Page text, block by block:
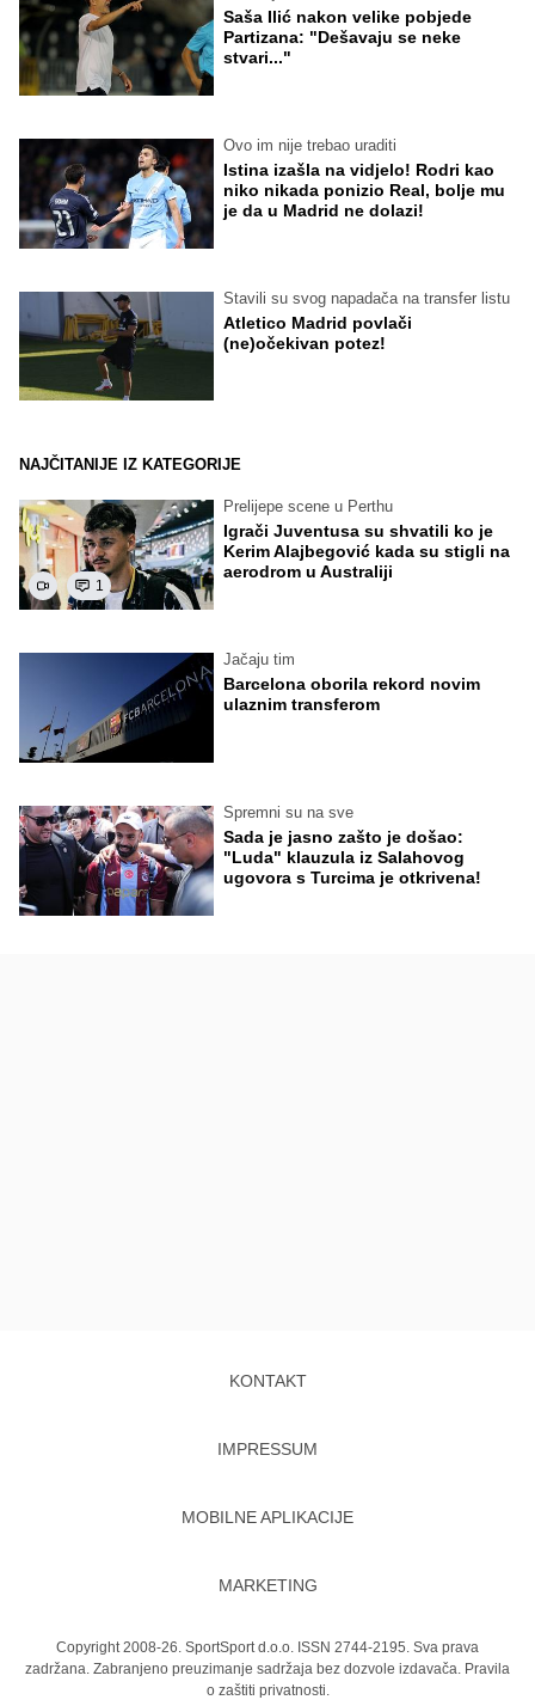
Saša Ilić nakon velike pobjede
Partizana: "Dešavaju se neke
stvari..."
Ovo im nije trebao uraditi
Istina izašla na vidjelo! Rodri kao
niko nikada ponizio Real, bolje mu
je da u Madrid ne dolazi!
Stavili su svog napadača na transfer listu
Atletico Madrid povlači
(ne)očekivan potez!
NAJČITANIJE IZ KATEGORIJE
1
Prelijepe scene u Perthu
Igrači Juventusa su shvatili ko je
Kerim Alajbegović kada su stigli na
aerodrom u Australiji
Jačaju tim
Barcelona oborila rekord novim
ulaznim transferom
Spremni su na sve
Sada je jasno zašto je došao:
"Luda" klauzula iz Salahovog
ugovora s Turcima je otkrivena!
KONTAKT
IMPRESSUM
MOBILNE APLIKACIJE
MARKETING
Copyright 2008-26. SportSport d.o.o. ISSN 2744-2195. Sva prava
zadržana. Zabranjeno preuzimanje sadržaja bez dozvole izdavača. Pravila
o zaštiti privatnosti.